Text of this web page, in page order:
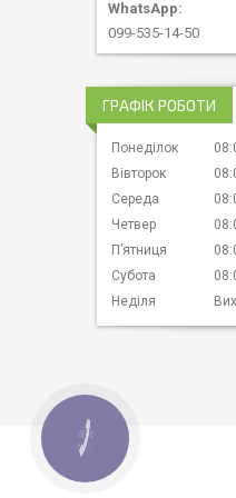
099-535-14-50
ГРАФІК РОБОТИ
Понеділок
Вівторок
Середа
Четвер
Пʼятниця
Субота
Неділя
КНОПКА
ЗВ'ЯЗКУ